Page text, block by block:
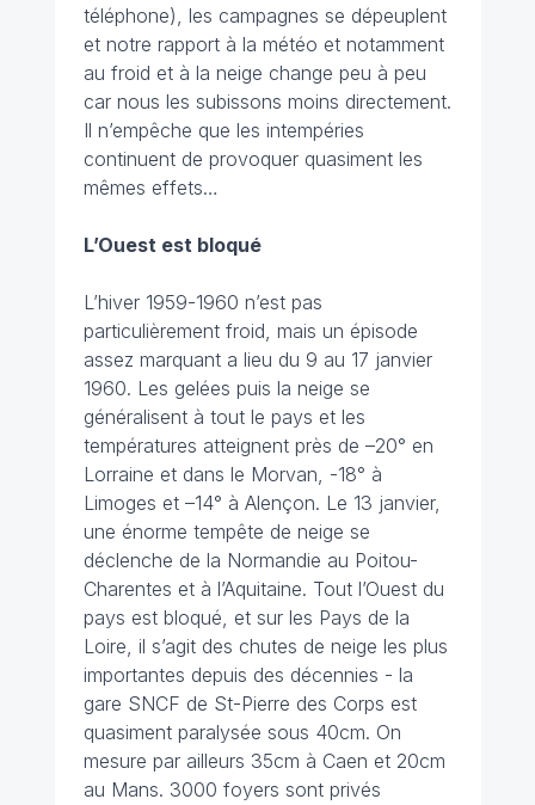
téléphone), les campagnes se dépeuplent
et notre rapport à la météo et notamment
au froid et à la neige change peu à peu
car nous les subissons moins directement.
Il n’empêche que les intempéries
continuent de provoquer quasiment les
mêmes effets…
L’Ouest est bloqué
L’hiver 1959-1960 n’est pas
particulièrement froid, mais un épisode
assez marquant a lieu du 9 au 17 janvier
1960. Les gelées puis la neige se
généralisent à tout le pays et les
températures atteignent près de –20° en
Lorraine et dans le Morvan, -18° à
Limoges et –14° à Alençon. Le 13 janvier,
une énorme tempête de neige se
déclenche de la Normandie au Poitou-
Charentes et à l’Aquitaine. Tout l’Ouest du
pays est bloqué, et sur les Pays de la
Loire, il s’agit des chutes de neige les plus
importantes depuis des décennies - la
gare SNCF de St-Pierre des Corps est
quasiment paralysée sous 40cm. On
mesure par ailleurs 35cm à Caen et 20cm
au Mans. 3000 foyers sont privés